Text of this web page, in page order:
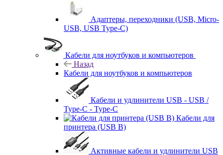
Адаптеры, переходники (USB, Micro-
USB, USB Type-C)
Кабели для ноутбуков и компьютеров
Назад
Кабели для ноутбуков и компьютеров
Кабели и удлинители USB - USB /
Type-C - Type-C
Кабели для
принтера (USB B)
Активные кабели и удлинители USB